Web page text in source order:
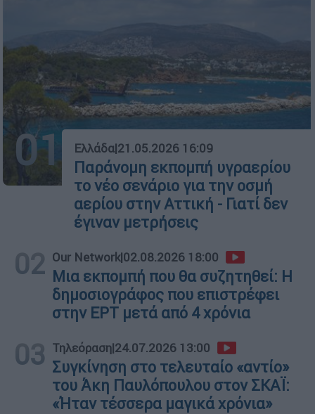
01 Ελλάδα|21.05.2026 16:09
Παράνομη εκπομπή υγραερίου
το νέο σενάριο για την οσμή
αερίου στην Αττική - Γιατί δεν
έγιναν μετρήσεις
02 Our Network|02.08.2026 18:00
Μια εκπομπή που θα συζητηθεί: Η
δημοσιογράφος που επιστρέφει
στην ΕΡΤ μετά από 4 χρόνια
03 Τηλεόραση|24.07.2026 13:00
Συγκίνηση στο τελευταίο «αντίο»
του Άκη Παυλόπουλου στον ΣΚΑΪ:
«Ήταν τέσσερα μαγικά χρόνια»